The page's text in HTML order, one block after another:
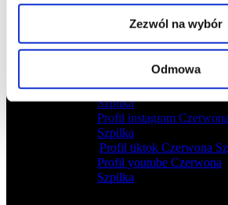
Zezwól na wybór
Odmowa
Poznaj 1 moduł programu Mistrzowska
mentalności liderki sprzedaży” i zacznij
energii i mentalności.
Profil facebook Czerwona
Szpilka
Profil instagram Czerwona
Szpilka
Profil tiktok Czerwona
Profil youtube Czerwona
Szpilka